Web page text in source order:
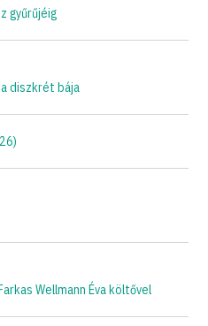
gyűrűjéig
diszkrét bája
Wellmann Éva költővel